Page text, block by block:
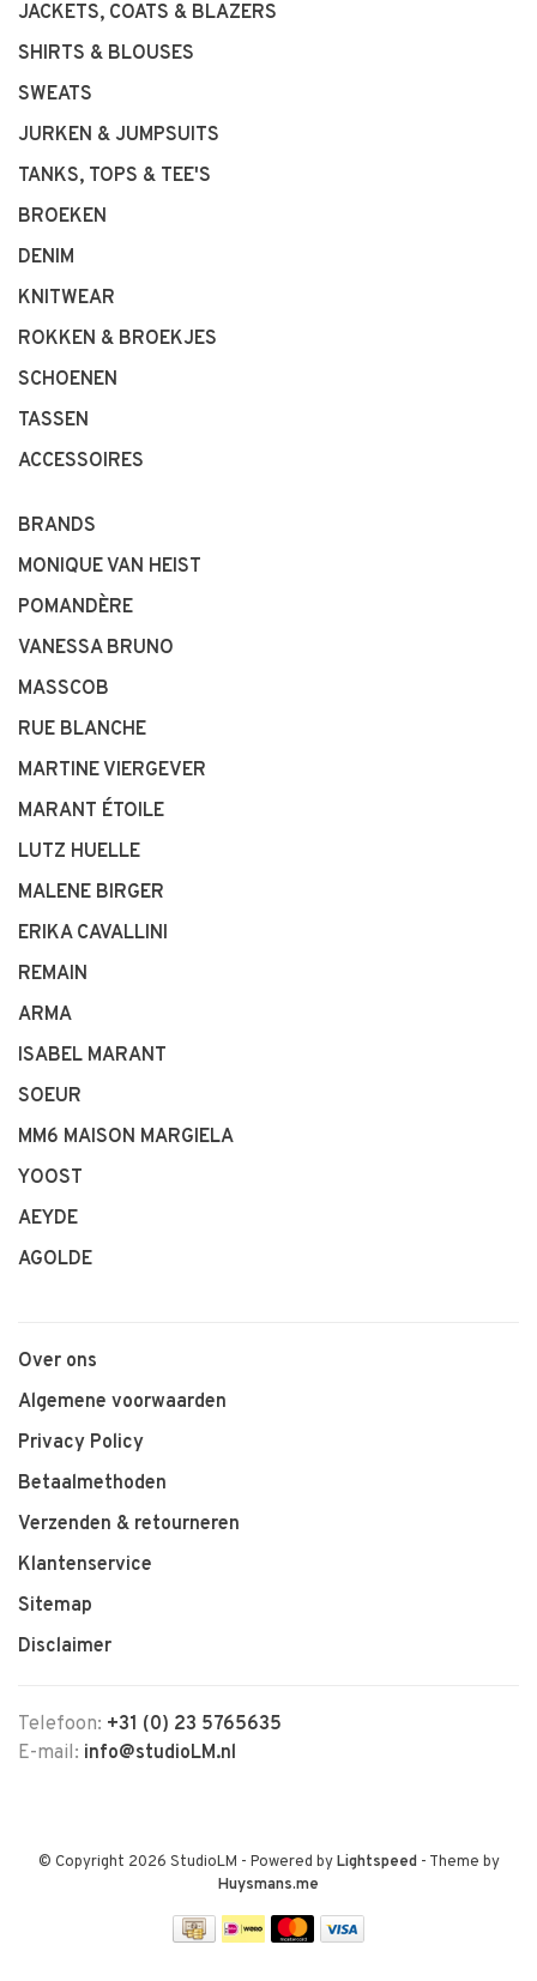
JACKETS, COATS & BLAZERS
SHIRTS & BLOUSES
SWEATS
JURKEN & JUMPSUITS
TANKS, TOPS & TEE'S
BROEKEN
DENIM
KNITWEAR
ROKKEN & BROEKJES
SCHOENEN
TASSEN
ACCESSOIRES
BRANDS
MONIQUE VAN HEIST
POMANDÈRE
VANESSA BRUNO
MASSCOB
RUE BLANCHE
MARTINE VIERGEVER
MARANT ÉTOILE
LUTZ HUELLE
MALENE BIRGER
ERIKA CAVALLINI
REMAIN
ARMA
ISABEL MARANT
SOEUR
MM6 MAISON MARGIELA
YOOST
AEYDE
AGOLDE
Over ons
Algemene voorwaarden
Privacy Policy
Betaalmethoden
Verzenden & retourneren
Klantenservice
Sitemap
Disclaimer
Telefoon: +31 (0) 23 5765635
E-mail: info@studioLM.nl
© Copyright 2026 StudioLM - Powered byLightspeed- Theme by
Huysmans.me